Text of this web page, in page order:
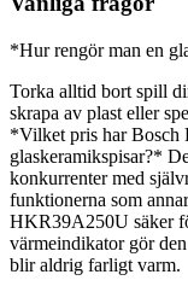
*Hur rengör man en
Torka alltid bort spill
skrapa av plast eller
*Vilket pris har Bosch
glaskeramikspisar?*
konkurrenter med
funktionerna som
HKR39A250U säker
värmeindikator gör
blir aldrig farligt varm.